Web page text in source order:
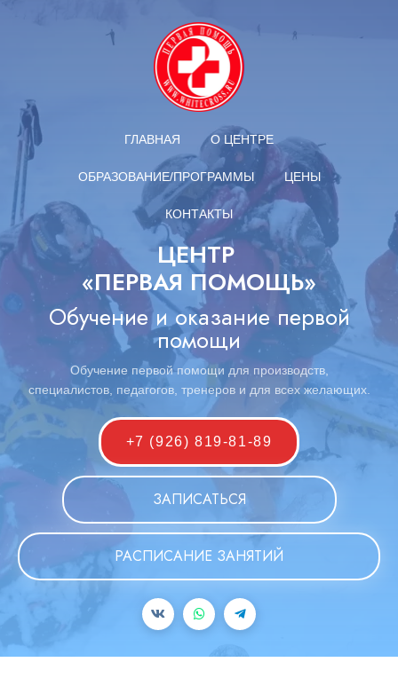
ГЛАВНАЯ О ЦЕНТРЕ
ОБРАЗОВАНИЕ/ПРОГРАММЫ ЦЕНЫ
КОНТАКТЫ
ЦЕНТР
«ПЕРВАЯ ПОМОЩЬ»
Обучение и оказание первой
помощи
Обучение первой помощи для производств,
специалистов, педагогов, тренеров и для всех желающих.
+7 (926) 819-81-89
ЗАПИСАТЬСЯ
РАСПИСАНИЕ ЗАНЯТИЙ